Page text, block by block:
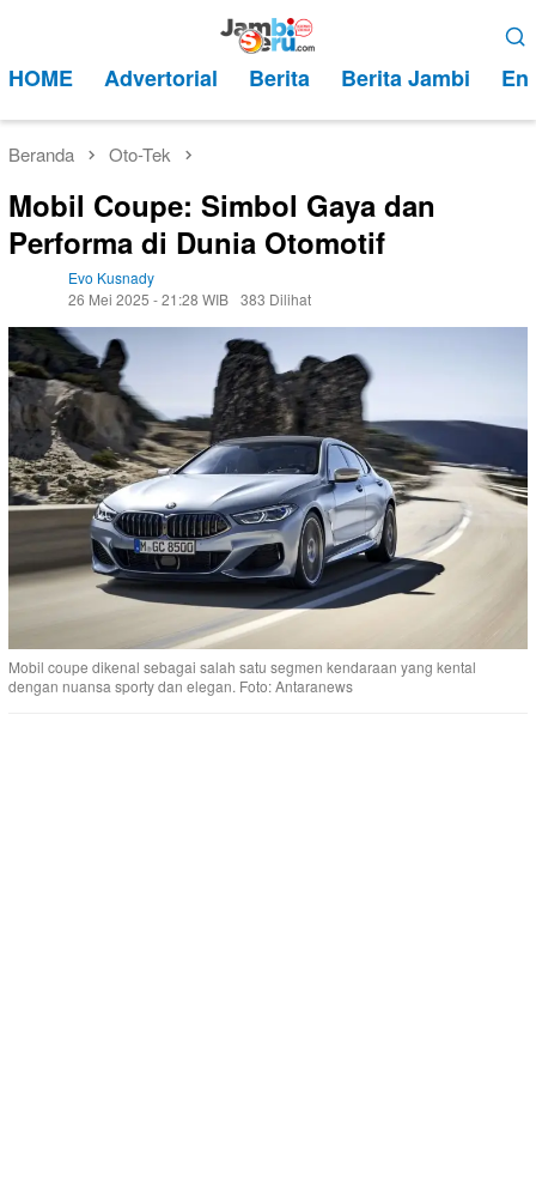
kontenMobile
HOME Advertorial Berita Berita Jambi
Beranda Oto-Tek
Mobil Coupe: Simbol Gaya dan
Performa di Dunia Otomotif
Evo Kusnady
26 Mei 2025 - 21:28 WIB 383 Dilihat
Mobil coupe dikenal sebagai salah satu segmen kendaraan yang kental
dengan nuansa sporty dan elegan. Foto: Antaranews